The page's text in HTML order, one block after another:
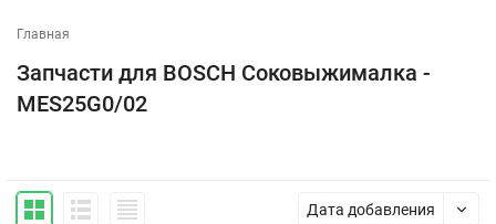
Главная
Запчасти для BOSCH Соковыжималка -
MES25G0/02
Дата добавления